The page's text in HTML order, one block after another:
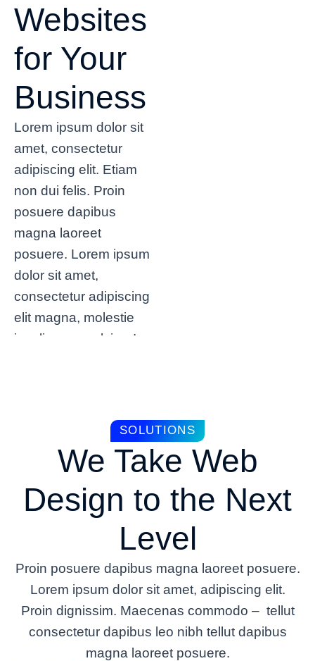
Websites
for Your
Business
Lorem ipsum dolor sit
amet, consectetur
adipiscing elit. Etiam
non dui felis. Proin
posuere dapibus
magna laoreet
posuere. Lorem ipsum
dolor sit amet,
consectetur adipiscing
elit magna, molestie
iaculis sem pulvinar!
Modern design
Dedicated tech
specialists
Free 24/7
support
SOLUTIONS
We Take Web
Design to the Next
Level
Proin posuere dapibus magna laoreet posuere.
Lorem ipsum dolor sit amet, adipiscing elit.
Proin dignissim. Maecenas commodo – tellut
consectetur dapibus leo nibh tellut dapibus
magna laoreet posuere.